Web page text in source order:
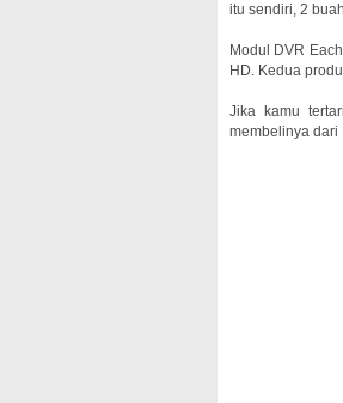
itu sendiri, 2
Modul DVR
HD. Kedua
Jika kamu
membelinya dari